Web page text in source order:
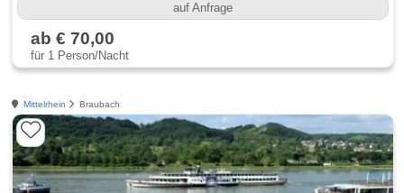
auf Anfrage
ab € 70,00
für 1 Person/Nacht
Mittelrhein Braubach